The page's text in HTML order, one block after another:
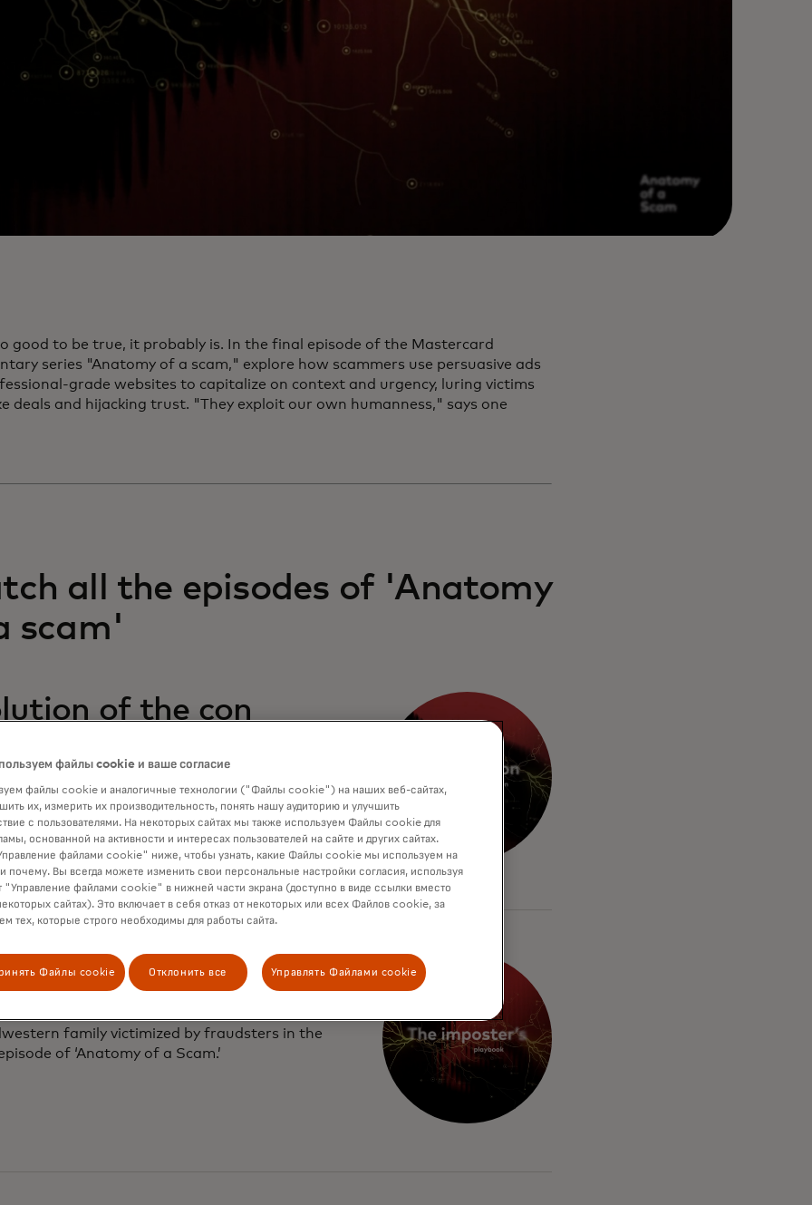
good to be true, it probably is. In the final episode of the Mastercard
series "Anatomy of a scam," explore how scammers use persuasive ads
grade websites to capitalize on context and urgency, luring victims
deals and hijacking trust. "They exploit our own humanness," says one
all the episodes of 'Anatomy
scam'
of the con
of a Scam,’ learn more about the uptick in text
scams.
imposter's playbook
family victimized by fraudsters in the
of ‘Anatomy of a Scam.’
файлы cookie и ваше согласие
файлы cookie и аналогичные технологии ("Файлы cookie") на наших веб-сайтах,
их, измерить их производительность, понять нашу аудиторию и улучшить
с пользователями. На некоторых сайтах мы также используем Файлы cookie для
основанной на активности и интересах пользователей на сайте и других сайтах.
файлами cookie" ниже, чтобы узнать, какие Файлы cookie мы используем на
почему. Вы всегда можете изменить свои персональные настройки согласия, используя
"Управление файлами cookie" в нижней части экрана (доступно в виде ссылки вместо
сайтах). Это включает в себя отказ от некоторых или всех Файлов cookie, за
тех, которые строго необходимы для работы сайта.
Файлы cookie Отклонить все Управлять Файлами cookie